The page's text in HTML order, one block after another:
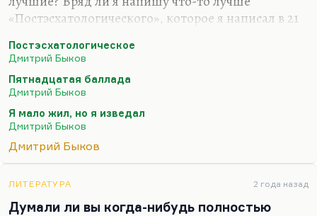
«Постэсхатологического», которое я написал в 21
я напишу что-то лучше «Пятнадцатой баллады»
(«Если б был я Дэн Браун…») или моего самого
любимого стихотворения – «Сказки о рыбаке и
рыбке»… Вообще, лучшее стихотворение мое
звучит так:
Я мало жил, но я изведал
Небесной Родины я не предал –
Что нет, то нет.
Постэсхатологическое
Дмитрий Быков
Пятнадцатая баллада
Дмитрий Быков
Я мало жил, но я изведал
Дмитрий Быков
Дмитрий Быков
ЛИТЕРАТУРА 2 года назад
Думали ли вы когда-нибудь полностью